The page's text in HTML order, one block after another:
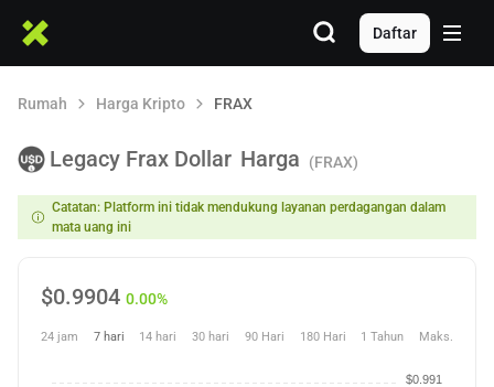
Daftar
Rumah Harga Kripto FRAX
Legacy Frax Dollar Harga (FRAX)
Catatan: Platform ini tidak mendukung layanan perdagangan dalam
mata uang ini
$0.9904 0.00%
24 jam 7 hari 14 hari 30 hari 90 Hari 180 Hari 1 Tahun Maks.
$0.991